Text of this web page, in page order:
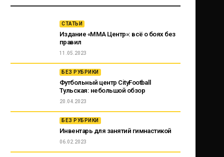
СТАТЬИ
Издание «ММА Центр»: всё о боях без
правил
11.05.2023
БЕЗ РУБРИКИ
Футбольный центр CityFootball
Тульская: небольшой обзор
20.04.2023
БЕЗ РУБРИКИ
Инвентарь для занятий гимнастикой
06.02.2023